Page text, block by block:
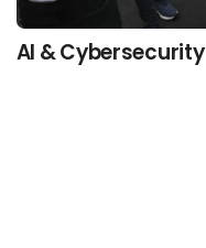
AI & Cybersecurity